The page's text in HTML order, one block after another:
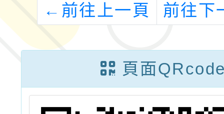
← 前往上一頁 前往下
頁面